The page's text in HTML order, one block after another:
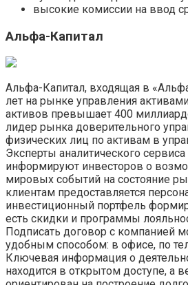
высокие комиссии на ввод
Альфа-Капитал
Альфа-Капитал, входящая в
лет на рынке управления
активов превышает 400
лидер рынка доверительного
физических лиц по активам в
Эксперты аналитического
информируют инвесторов о
мировых событий на состояние
клиентам предоставляется
инвестиционный портфель
есть скидки и программы
Подписать договор с
удобным способом: в офисе, по
Ключевая информация о
находится в открытом доступе, а